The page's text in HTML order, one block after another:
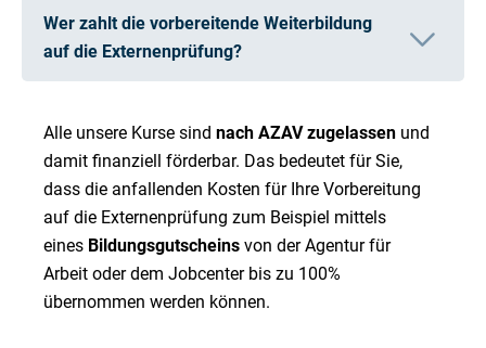
Wer zahlt die vorbereitende Weiterbildung
auf die Externenprüfung?
Alle unsere Kurse sind nach AZAV zugelassen und
damit finanziell förderbar. Das bedeutet für Sie,
dass die anfallenden Kosten für Ihre Vorbereitung
auf die Externenprüfung zum Beispiel mittels
eines Bildungsgutscheins von der Agentur für
Arbeit oder dem Jobcenter bis zu 100%
übernommen werden können.